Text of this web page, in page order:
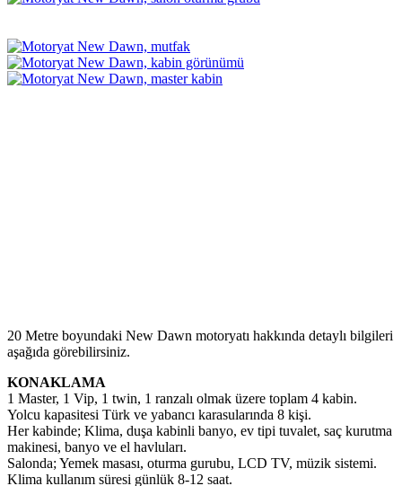
20 Metre boyundaki New Dawn motoryatı hakkında detaylı bilgileri
aşağıda görebilirsiniz.
KONAKLAMA
1 Master, 1 Vip, 1 twin, 1 ranzalı olmak üzere toplam 4 kabin.
Yolcu kapasitesi Türk ve yabancı karasularında 8 kişi.
Her kabinde; Klima, duşa kabinli banyo, ev tipi tuvalet, saç kurutma
makinesi, banyo ve el havluları.
Salonda; Yemek masası, oturma gurubu, LCD TV, müzik sistemi.
Klima kullanım süresi günlük 8-12 saat.